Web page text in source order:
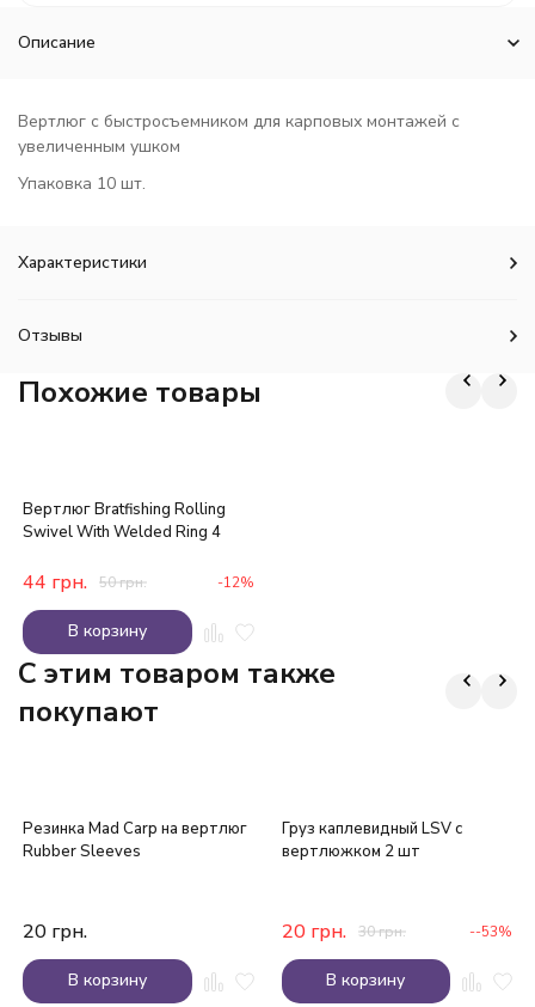
Описание
Вертлюг с быстросъемником для карповых монтажей с
увеличенным ушком
Упаковка 10 шт.
Характеристики
Отзывы
Похожие товары
Вертлюг Bratfishing Rolling
Swivel With Welded Ring 4
44 грн. 50грн. -12%
В корзину
C этим товаром также
покупают
Резинка Mad Carp на вертлюг
Rubber Sleeves
20 грн.
В корзину
Груз каплевидный LSV с
вертлюжком 2 шт
20 грн. 30грн. --53%
В корзину